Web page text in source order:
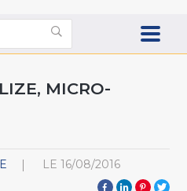
MICRO-
LE 16/08/2016